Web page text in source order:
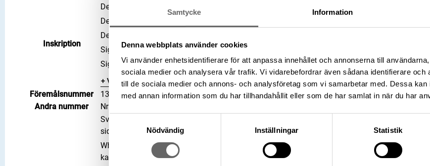
Samtycke Information
Denna webbplats använder cookies
Vi använder enhetsidentifierare för att anpassa innehållet och annonserna till
sociala medier och analysera vår trafik. Vi vidarebefordrar även sådana identifierare och
till de sociala medier och annons- och analysföretag som vi samarbetar med. Dessa
med annan information som du har tillhandahållit eller som de har samlat in när du har
Nödvändig
Inställningar Statistik
Inskription
Dekor: runkalender
Dekor: Bielke-vapen på kors, ordenskedja
Dekor: namnchiffer A F krönt
Signatur/Påskrift: PROBANTUR TEMPESTATE
Signatur/Påskrift: Å
+ Visa 4 till
Föremålsnummer
13523_LRK
Andra nummer
Nr 1867: 15:147
Svenska kalenderklingor från 1700-talets mitt, Hirsjärvi, avb. på
sida: 16
White arms of the Royal Armoury. Ex. A, B, Nordström, 1984,
katalog: 43